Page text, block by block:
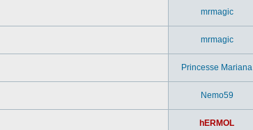
mrmagic
mrmagic
Princesse Mariana
Nemo59
hERMOL